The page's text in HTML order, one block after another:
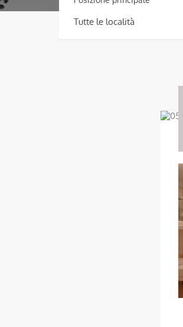
Tutte le località